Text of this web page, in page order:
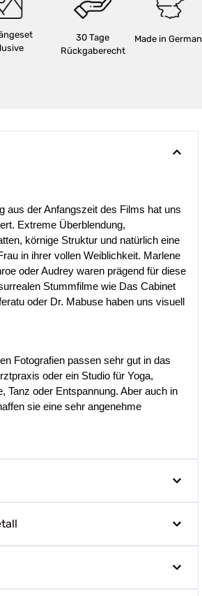
30 Tage
Rückgaberecht
Made in
aus der Anfangszeit des Films hat uns
Extreme Überblendung,
körnige Struktur und natürlich eine
in ihrer vollen Weiblichkeit. Marlene
oder Audrey waren prägend für diese
Stummfilme wie Das Cabinet
oder Dr. Mabuse haben uns visuell
Fotografien passen sehr gut in das
oder ein Studio für Yoga,
Tanz oder Entspannung. Aber auch in
sie eine sehr angenehme